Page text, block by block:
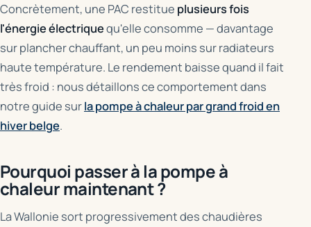
Concrètement, une PAC restitue plusieurs fois
l'énergie électriquequ'elle consomme — davantage
sur plancher chauffant, un peu moins sur radiateurs
haute température. Le rendement baisse quand il fait
très froid : nous détaillons ce comportement dans
notre guide surla pompe à chaleur par grand froid en
hiver belge.
Pourquoi passer à la pompe à
chaleur maintenant ?
La Wallonie sort progressivement des chaudières